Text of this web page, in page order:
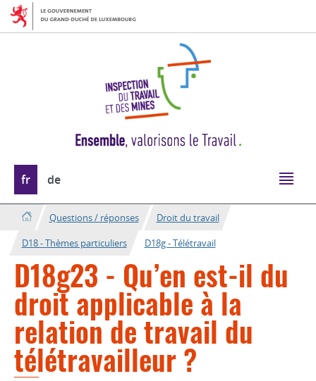
Aller
Aller
au
Changer
de
langue
fr de
Questions / réponses
Droit du travail
D18 - Thèmes particuliers
D18g - Télétravail
D18g23 - Qu’en est-il du
droit applicable à la
relation de travail du
télétravailleur ?